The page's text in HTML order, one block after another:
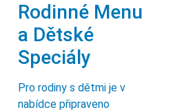
Rodinné Menu
a Dětské
Speciály
Pro rodiny s dětmi je v
nabídce připraveno